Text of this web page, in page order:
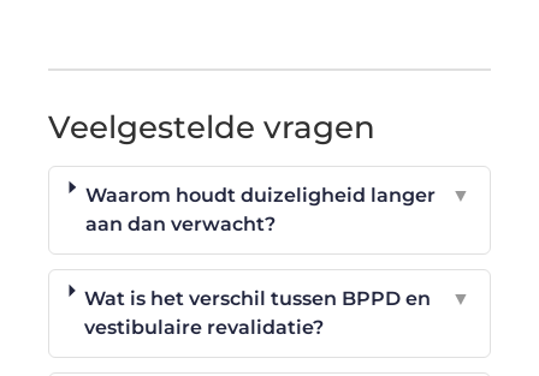
Veelgestelde vragen
Waarom houdt duizeligheid langer
aan dan verwacht?
▼
Wat is het verschil tussen BPPD en
vestibulaire revalidatie?
▼